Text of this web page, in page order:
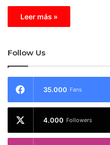
Leer más »
Follow Us
35.000 Fans
4.000 Followers